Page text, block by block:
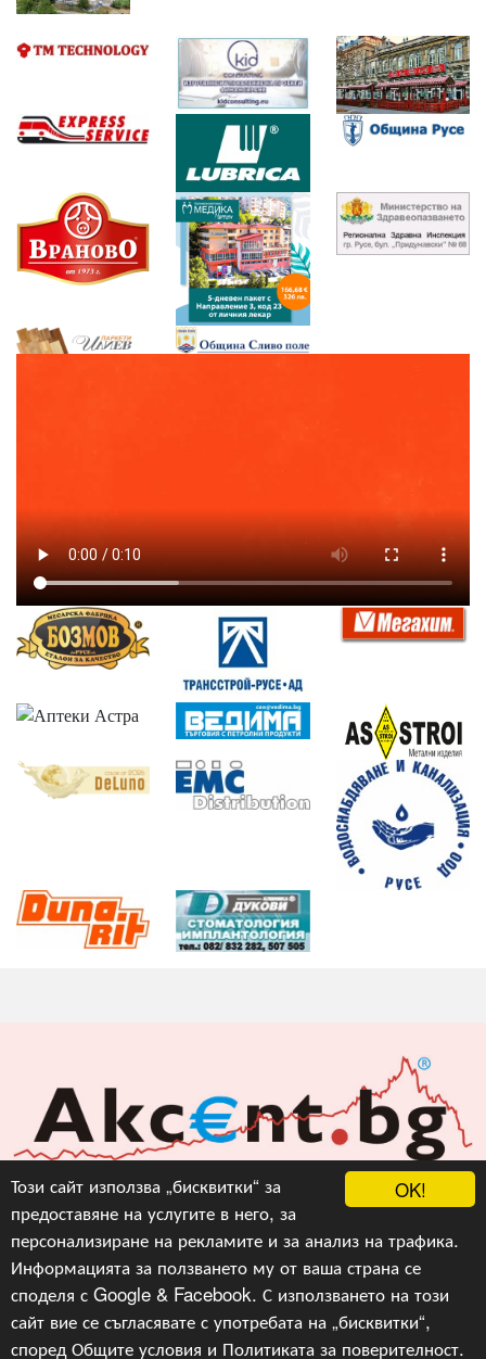
OK!
Този сайт използва „бисквитки“ за
предоставяне на услугите в него, за
персонализиране на рекламите и за анализ на трафика.
Информацията за ползването му от ваша страна се
споделя с Google & Facebook. С използването на този
сайт вие се съгласявате с употребата на „бисквитки“,
споредОбщите условия и Политиката за поверителност.
Акцент БГ ЕООД
info@akcent.bg
Facebook
Copyright © 2010, 2016, 2018-2022, 2023, v.3.0,Акцент
БГ ЕООД